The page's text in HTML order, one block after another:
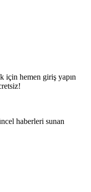
için hemen giriş yapın
haberleri sunan